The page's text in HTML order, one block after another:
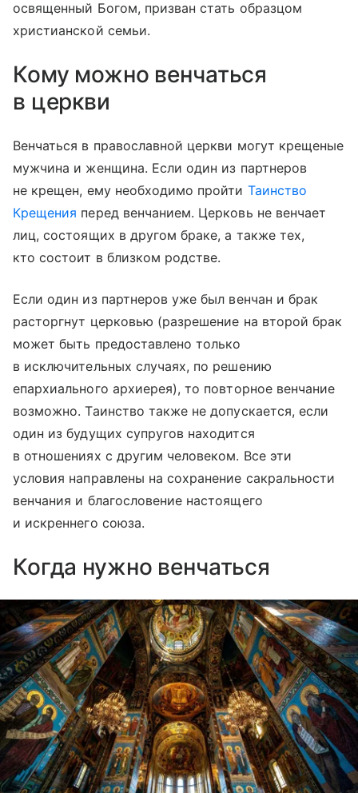
освященный Богом, призван стать образцом
христианской семьи.
Кому можно венчаться
в церкви
Венчаться в православной церкви могут крещеные
мужчина и женщина. Если один из партнеров
не крещен, ему необходимо пройти Таинство
Крещения перед венчанием. Церковь не венчает
лиц, состоящих в другом браке, а также тех,
кто состоит в близком родстве.
Если один из партнеров уже был венчан и брак
расторгнут церковью (разрешение на второй брак
может быть предоставлено только
в исключительных случаях, по решению
епархиального архиерея), то повторное венчание
возможно. Таинство также не допускается, если
один из будущих супругов находится
в отношениях с другим человеком. Все эти
условия направлены на сохранение сакральности
венчания и благословение настоящего
и искреннего союза.
Когда нужно венчаться